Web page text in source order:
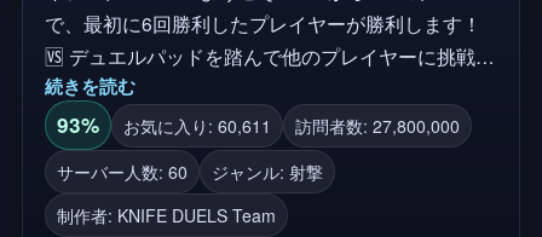
で、最初に6回勝利したプレイヤーが勝利します！
🆚 デュエルパッドを踏んで他のプレイヤーに挑戦し
よう！ 🔪 コインを獲得して新しいナイフのスキン
をアンロックしよう！ 🤝 スキンを他の人と交換し
よう！ 🏆 グラインドで勝利し、リーダーボードに
名を連ねよう！ ⚠️ 警告：不正行為者と農家は、二
度と復活のチャンスがないように永久に禁止/リセッ
続きを読む
93% お気に入り: 60,611
訪問者数: 27,800,000
サーバー人数: 60
ジャンル: 射撃
制作者: KNIFE DUELS Team